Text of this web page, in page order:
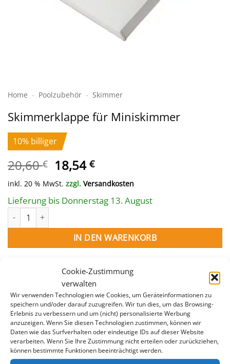
Cookie-Zustimmung
verwalten
Wir verwenden Technologien wie Cookies, um Geräteinformationen zu
speichern und/oder darauf zuzugreifen. Wir tun dies, um das Browsing-
Erlebnis zu verbessern und um (nicht) personalisierte Werbung
anzuzeigen. Wenn Sie diesen Technologien zustimmen, können wir
Daten wie das Surfverhalten oder eindeutige IDs auf dieser Website
verarbeiten. Wenn Sie Ihre Zustimmung nicht erteilen oder zurückziehen,
können bestimmte Funktionen beeinträchtigt werden.
Home - Poolzubehör - Skimmer
Skimmerklappe für Miniskimmer
10% billiger
20,60€ Ursprünglicher
Preis
war:
20,60 €
18,54€Aktueller
Preis
ist:
18,54 €.
inkl. 20 % MwSt. zzgl. Versandkosten
Lieferung bis Donnerstag 13. August
Skimmerklappe für Miniskimmer Menge
IN DEN WARENKORB
BESCHREIBUNG
ZUSÄTZLICHE INFORMATION